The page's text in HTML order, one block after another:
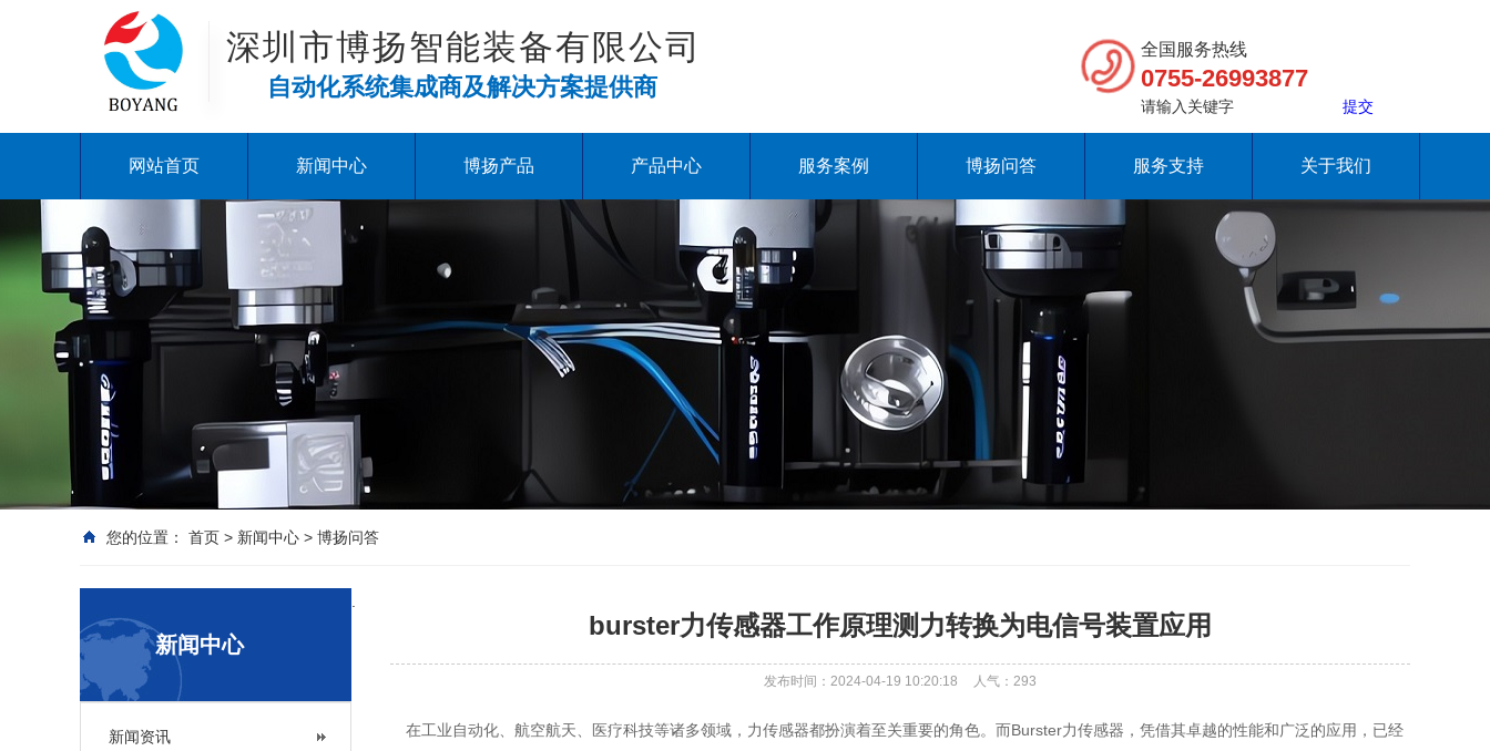
深圳市博扬智能装备有限公司
自动化系统集成商及解决方案提供商
全国服务热线
0755-26993877
网站首页 新闻中心 博扬产品 产品中心 服务案例 博扬问答 服务支持 关于我们
您的位置： 首页 > 新闻中心 > 博扬问答
新闻中心
新闻资讯
burster力传感器工作原理测力转换为电信号装置应用
发布时间：2024-04-19 10:20:18 人气： 293
在工业自动化、航空航天、医疗科技等诸多领域，力传感器都扮演着至关重要的角色。而Burster力传感器，凭借其卓越的性能和广泛的应用，已经